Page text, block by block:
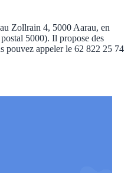
Zollrain 4, 5000 Aarau, en
5000). Il propose des
pouvez appeler le 62 822 25 74